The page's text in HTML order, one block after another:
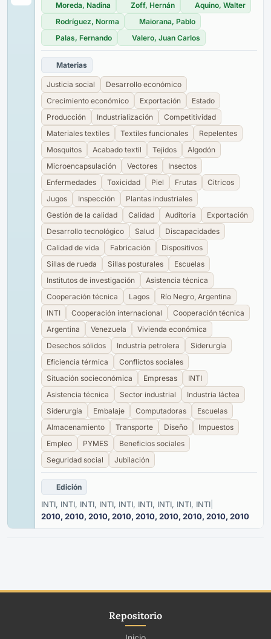
Moreda, Nadina
Zoff, Hernán
Aquino, Walter
Rodríguez, Norma
Maiorana, Pablo
Palas, Fernando
Valero, Juan Carlos
Materias
Justicia social
Desarrollo económico
Crecimiento económico
Exportación
Estado
Producción
Industrialización
Competitividad
Materiales textiles
Textiles funcionales
Repelentes
Mosquitos
Acabado textil Tejidos
Algodón
Microencapsulación
Vectores
Insectos
Enfermedades
Toxicidad Piel Frutas
Citricos
Jugos
Inspección
Plantas industriales
Gestión de la calidad
Calidad Auditoria
Exportación
Desarrollo tecnológico
Salud
Discapacidades
Calidad de vida
Fabricación
Dispositivos
Sillas de rueda
Sillas posturales
Escuelas
Institutos de investigación
Asistencia técnica
Cooperación técnica
Lagos
Río Negro, Argentina
INTI
Cooperación internacional
Cooperación técnica
Argentina
Venezuela
Vivienda económica
Desechos sólidos
Industría petrolera
Siderurgía
Eficiencia térmica
Conflictos sociales
Situación socieconómica
Empresas
INTI
Asistencia técnica
Sector industrial
Industria láctea
Siderurgía
Embalaje Computadoras
Escuelas
Almacenamiento
Transporte Diseño
Impuestos
Empleo
PYMES
Beneficios sociales
Seguridad social
Jubilación
Edición
INTI, INTI, INTI, INTI, INTI, INTI, INTI, INTI, INTI
2010, 2010, 2010, 2010, 2010, 2010, 2010, 2010, 2010
Repositorio